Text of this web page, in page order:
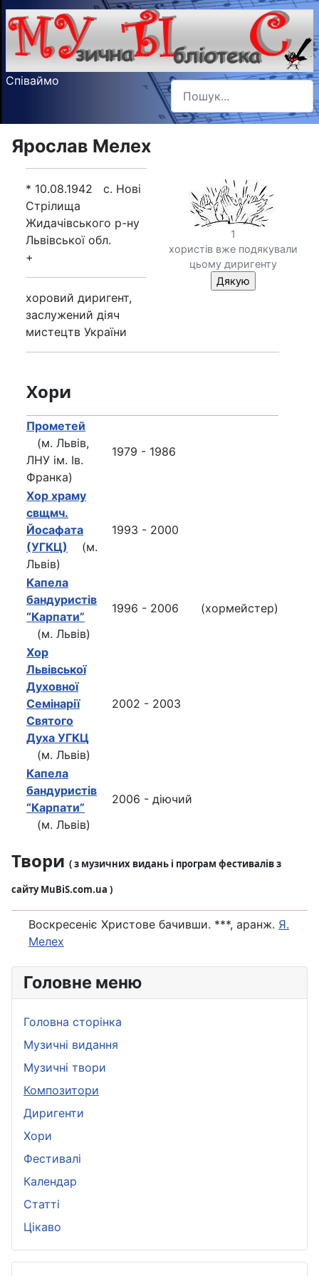
Співаймо Пошук
Type 2 or more characters
Головне меню
Головна сторінка
Музичні видання
Музичні твори
Композитори
Диригенти
Хори
Фестивалі
Календар
Статті
Цікаво
Ярослав Мелех
1
хористів вже подякували
цьому диригенту
* 10.08.1942 с. Нові
Стрілища
Жидачівського р-ну
Львівської обл.
+
хоровий диригент,
заслужений діяч
мистецтв України
Хори
Прометей
(м. Львів,
ЛНУ ім. Ів.
Франка)
1979 - 1986
Хор храму
свщмч.
Йосафата
(УГКЦ) (м.
Львів)
1993 - 2000
Капела
бандуристів
“Карпати”
(м. Львів)
1996 - 2006 (хормейстер)
Хор
Львівської
Духовної
Семінарії
Святого
Духа УГКЦ
(м. Львів)
2002 - 2003
Капела
бандуристів
“Карпати”
(м. Львів)
2006 - діючий
Твори ( з музичних видань і програм фестивалів з
сайту MuBiS.com.ua )
Воскресеніє Христове бачивши. ***, аранж. Я.
Мелех